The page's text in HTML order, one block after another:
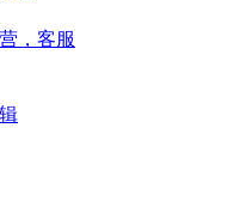
，客服